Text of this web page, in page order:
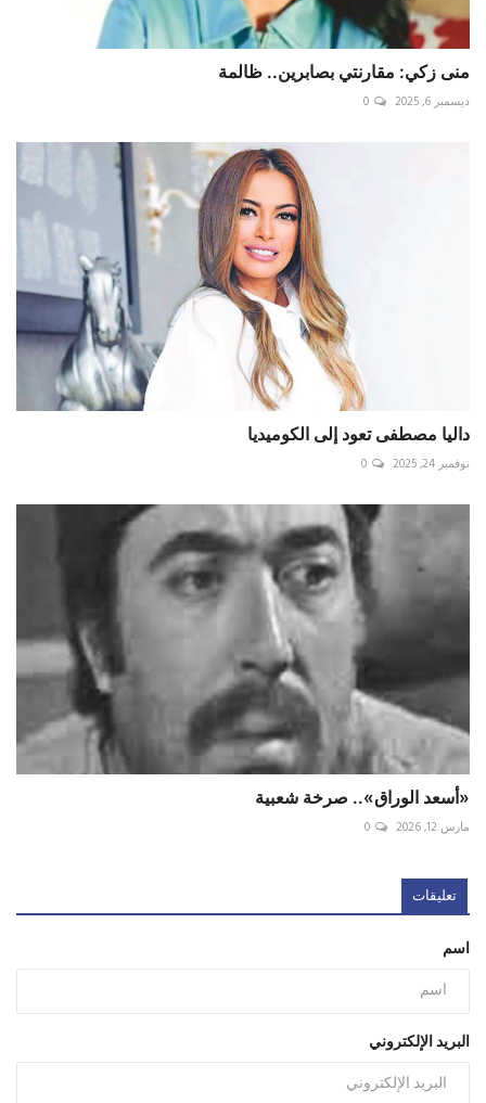
منى زكي: مقارنتي بصابرين.. ظالمة
ديسمبر 6, 2025 0
داليا مصطفى تعود إلى الكوميديا
نوفمبر 24, 2025 0
«أسعد الوراق».. صرخة شعبية
مارس 12, 2026 0
تعليقات
اسم
البريد الإلكتروني